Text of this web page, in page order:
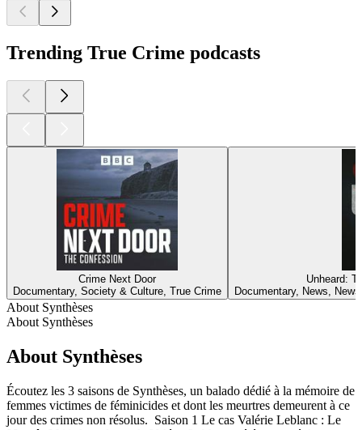
Trending True Crime podcasts
Crime Next Door
Documentary, Society & Culture, True Crime
Unheard:
Documentary, News,
About Synthèses
About Synthèses
About Synthèses
Écoutez les 3 saisons de Synthèses, un balado dédié à la mémoire de
femmes victimes de féminicides et dont les meurtres demeurent à ce
jour des crimes non résolus. Saison 1 Le cas Valérie Leblanc : Le